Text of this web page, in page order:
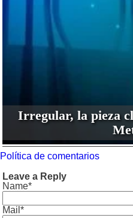
Irregular, la pieza
Política de comentarios
Leave a Reply
Name*
Mail*